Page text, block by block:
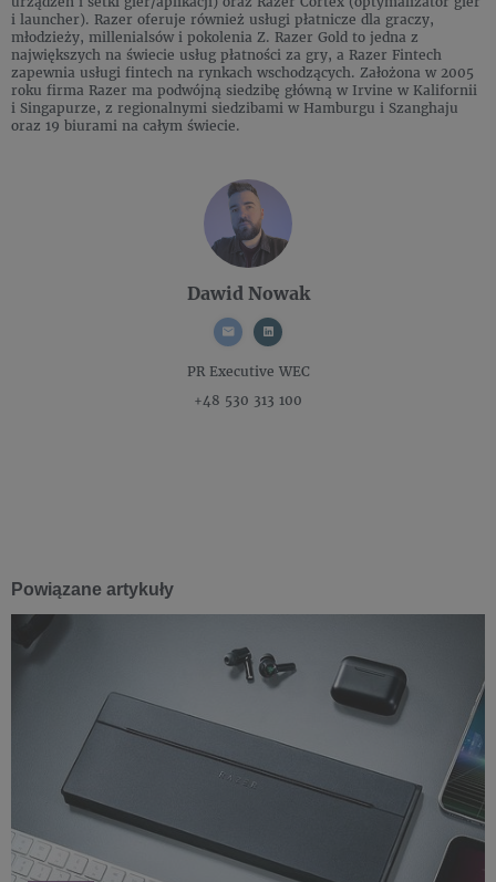
i launcher). Razer oferuje również usługi płatnicze dla graczy,
młodzieży, millenialsów i pokolenia Z. Razer Gold to jedna z
największych na świecie usług płatności za gry, a Razer Fintech
zapewnia usługi fintech na rynkach wschodzących. Założona w 2005
roku firma Razer ma podwójną siedzibę główną w Irvine w Kalifornii
i Singapurze, z regionalnymi siedzibami w Hamburgu i Szanghaju
oraz 19 biurami na całym świecie.
Dawid Nowak
PR Executive WEC
+48 530 313 100
Powiązane artykuły